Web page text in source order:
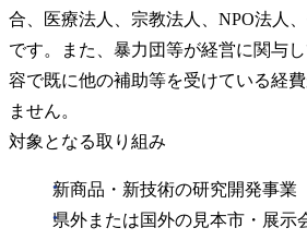
合、医療法人、宗教法人、NPO法人
です。また、暴力団等が経営に関与
容で既に他の補助等を受けている経
ません。
対象となる取り組み
新商品・新技術の研究開発事業
県外または国外の見本市・展示